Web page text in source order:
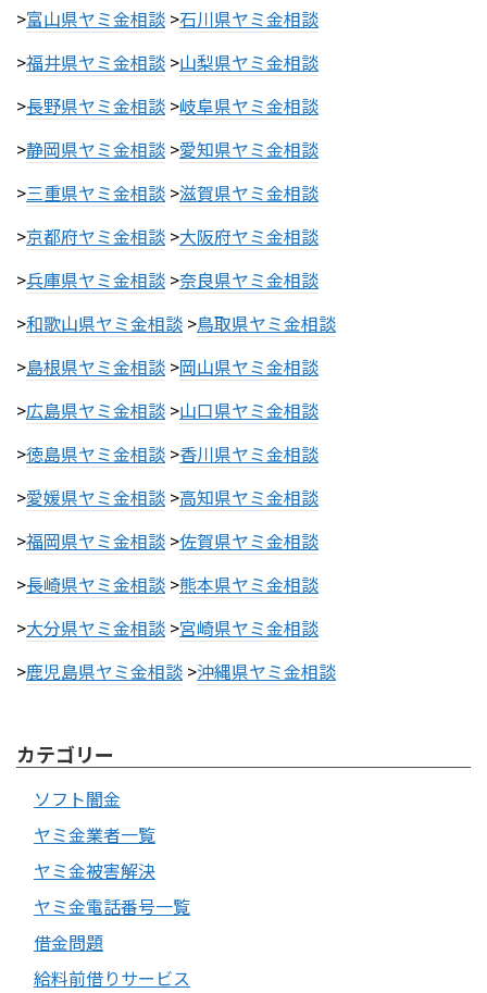
>富山県ヤミ金相談 >石川県ヤミ金相談
>福井県ヤミ金相談 >山梨県ヤミ金相談
>長野県ヤミ金相談 >岐阜県ヤミ金相談
>静岡県ヤミ金相談 >愛知県ヤミ金相談
>三重県ヤミ金相談 >滋賀県ヤミ金相談
>京都府ヤミ金相談 >大阪府ヤミ金相談
>兵庫県ヤミ金相談 >奈良県ヤミ金相談
>和歌山県ヤミ金相談 >鳥取県ヤミ金相談
>島根県ヤミ金相談 >岡山県ヤミ金相談
>広島県ヤミ金相談 >山口県ヤミ金相談
>徳島県ヤミ金相談 >香川県ヤミ金相談
>愛媛県ヤミ金相談 >高知県ヤミ金相談
>福岡県ヤミ金相談 >佐賀県ヤミ金相談
>長崎県ヤミ金相談 >熊本県ヤミ金相談
>大分県ヤミ金相談 >宮崎県ヤミ金相談
>鹿児島県ヤミ金相談 >沖縄県ヤミ金相談
カテゴリー
ソフト闇金
ヤミ金業者一覧
ヤミ金被害解決
ヤミ金電話番号一覧
借金問題
給料前借りサービス